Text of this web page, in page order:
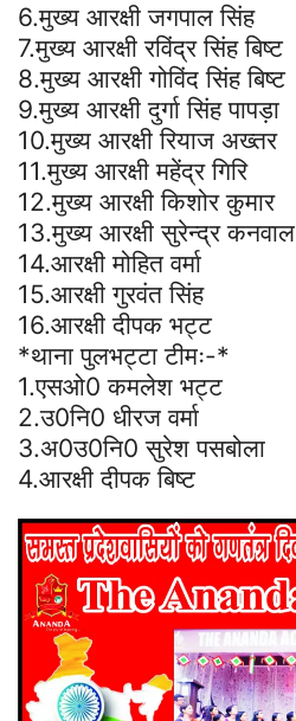
6.मुख्य आरक्षी जगपाल सिंह
7.मुख्य आरक्षी रविंद्र सिंह बिष्ट
8.मुख्य आरक्षी गोविंद सिंह बिष्ट
9.मुख्य आरक्षी दुर्गा सिंह पापड़ा
10.मुख्य आरक्षी रियाज अख्तर
11.मुख्य आरक्षी महेंद्र गिरि
12.मुख्य आरक्षी किशोर कुमार
13.मुख्य आरक्षी सुरेन्द्र कनवाल
14.आरक्षी मोहित वर्मा
15.आरक्षी गुरवंत सिंह
16.आरक्षी दीपक भट्ट
*थाना पुलभट्टा टीमः-*
1.एसओ0 कमलेश भट्ट
2.उ0नि0 धीरज वर्मा
3.अ0उ0नि0 सुरेश पसबोला
4.आरक्षी दीपक बिष्ट